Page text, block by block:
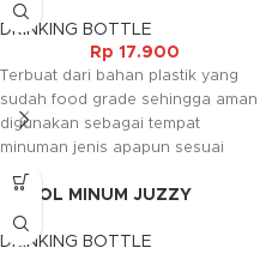
racun.
(600ML)
DRINKING BOTTLE
Rp 17.900
Terbuat dari bahan plastik yang
sudah food grade sehingga aman
digunakan sebagai tempat
minuman jenis apapun sesuai
dengan keperluan anda. Tersedia
dalam warna warni yang
menambah kesan mewah pada
barangnya.
BOTOL MINUM JUZZY
(250ML)
DRINKING BOTTLE